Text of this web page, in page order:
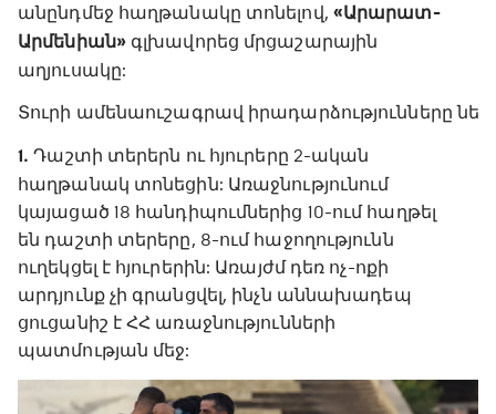
անընդմեջ հաղթանակը տոնելով, «Արարատ-
Արմենիան»գլխավորեց մրցաշարային
աղյուսակը:
Տուրի ամենաուշագրավ իրադարձությունները
1․ Դաշտի տերերն ու հյուրերը 2-ական
հաղթանակ տոնեցին: Առաջնությունում
կայացած 18 հանդիպումներից 10-ում հաղթել
են դաշտի տերերը, 8-ում հաջողությունն
ուղեկցել է հյուրերին: Առայժմ դեռ ոչ-ոքի
արդյունք չի գրանցվել, ինչն աննախադեպ
ցուցանիշ է ՀՀ առաջնությունների
պատմության մեջ: